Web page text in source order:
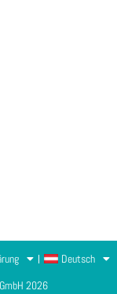
Deutsch
2026